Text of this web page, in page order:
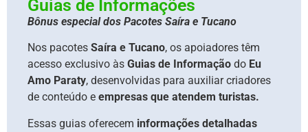
Guias de Informações
Bônus especial dos Pacotes Saíra e Tucano
Nos pacotes Saíra e Tucano, os apoiadores têm
acesso exclusivo às Guias de Informação do Eu
Amo Paraty, desenvolvidas para auxiliar criadores
de conteúdo e empresas que atendem turistas.
Essas guias oferecem informações detalhadas